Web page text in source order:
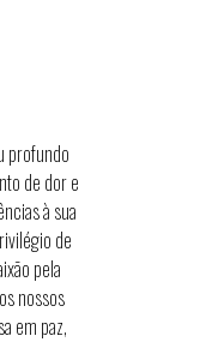
profundo
de dor e
à sua
de
pela
nossos
em paz,